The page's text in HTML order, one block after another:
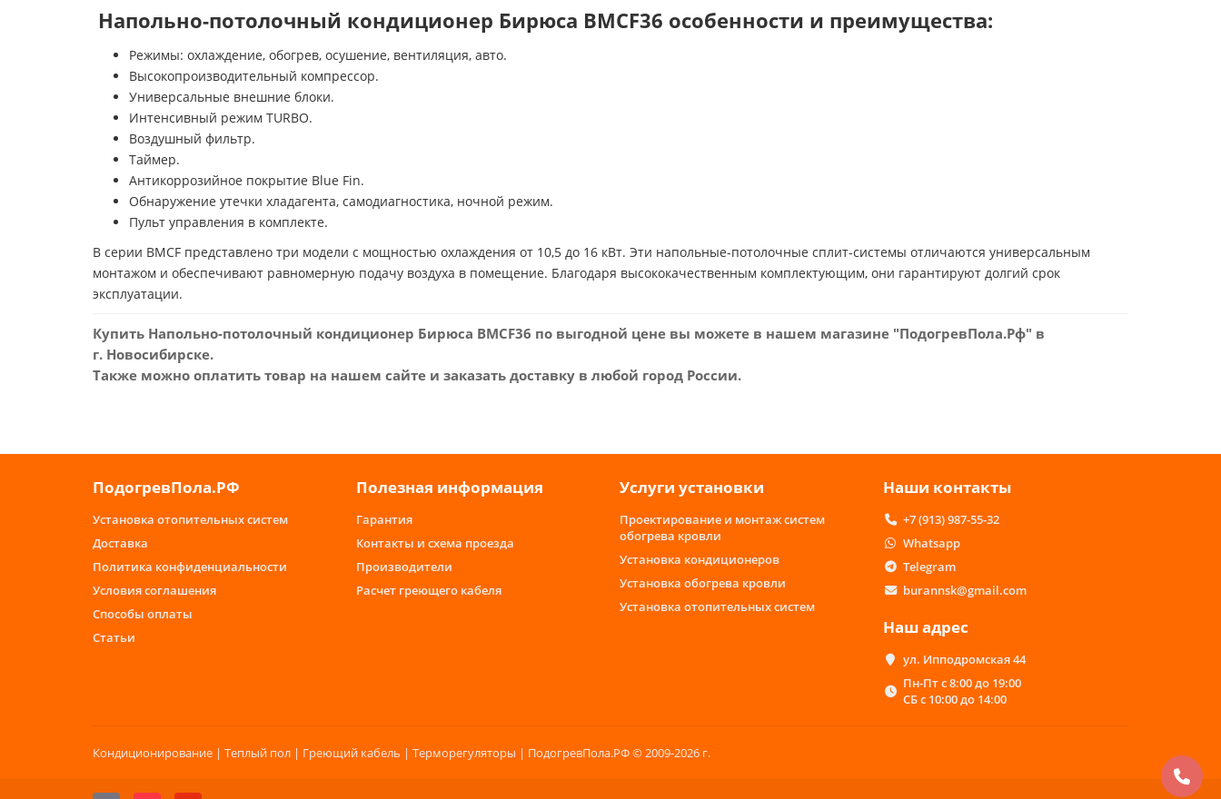
Напольно-потолочный кондиционер Бирюса BMCF36 особенности и преимущества:
Режимы: охлаждение, обогрев, осушение, вентиляция, авто.
Высокопроизводительный компрессор.
Универсальные внешние блоки.
Интенсивный режим TURBO.
Воздушный фильтр.
Таймер.
Антикоррозийное покрытие Blue Fin.
Обнаружение утечки хладагента, самодиагностика, ночной режим.
Пульт управления в комплекте.
В серии BMCF представлено три модели с мощностью охлаждения от 10,5 до 16 кВт. Эти напольные-потолочные сплит-системы отличаются универсальным
монтажом и обеспечивают равномерную подачу воздуха в помещение. Благодаря высококачественным комплектующим, они гарантируют долгий срок
эксплуатации.
Купить Напольно-потолочный кондиционер Бирюса BMCF36 по выгодной цене вы можете в нашем магазине "ПодогревПола.Рф" в
г. Новосибирске.
Также можно оплатить товар на нашем сайте и заказать доставку в любой город России.
ПодогревПола.РФ
Установка отопительных систем
Доставка
Политика конфиденциальности
Условия соглашения
Способы оплаты
Статьи
Полезная информация
Гарантия
Контакты и схема проезда
Производители
Расчет греющего кабеля
Услуги установки
Проектирование и монтаж систем
обогрева кровли
Установка кондиционеров
Установка обогрева кровли
Установка отопительных систем
Наши контакты
+7 (913) 987-55-32
Whatsapp
Telegram
burannsk@gmail.com
Наш адрес
ул. Ипподромская 44
Пн-Пт с 8:00 до 19:00
СБ с 10:00 до 14:00
Кондиционирование | Теплый пол | Греющий кабель | Терморегуляторы | ПодогревПола.РФ © 2009-2026 г.